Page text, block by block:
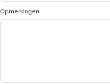
Opmerkingen